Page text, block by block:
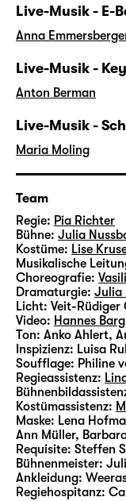
Live-Musik - E-
Anna
Live-Musik -
Anton Berman
Live-Musik -
Maria Moling
Team
Regie: Pia Richter
Bühne: Julia
Kostüme: Lise
Musikalische
Choreografie:
Dramaturgie: Julia
Licht: Veit-Rüdiger
Video: Hannes
Ton: Anko Ahlert,
Inspizienz: Luisa
Soufflage: Philine
Regieassistenz:
Kostümassistenz:
Maske: Lena
Ann Müller,
Requisite: Steffen
Bühnenmeister:
Ankleidung:
Regiehospitanz: